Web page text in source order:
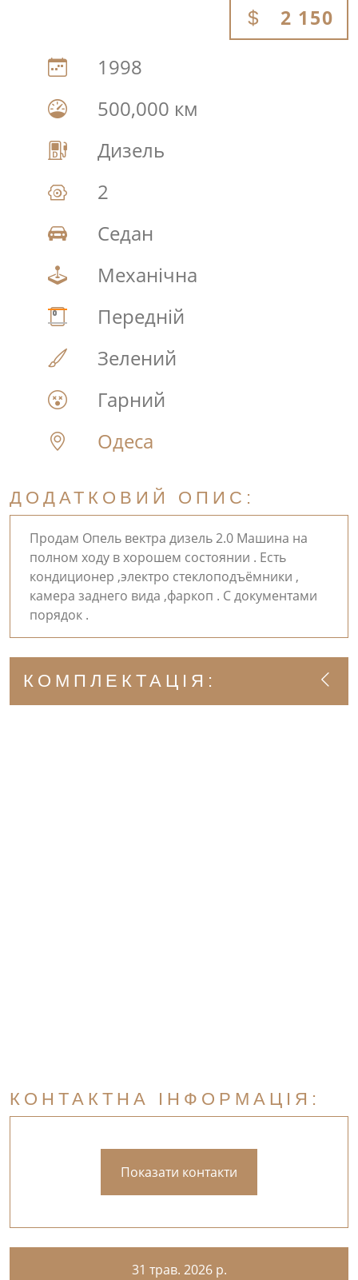
2 150
1998
500,000 км
Дизель
2
Седан
Механічна
Передній
Зелений
Гарний
Одеса
ДОДАТКОВИЙ ОПИС:
Продам Опель вектра дизель 2.0 Машина на
полном ходу в хорошем состоянии . Есть
кондиционер ,электро стеклоподъёмники ,
камера заднего вида ,фаркоп . С документами
порядок .
КОМПЛЕКТАЦІЯ:
КОНТАКТНА ІНФОРМАЦІЯ:
Показати контакти
31 трав. 2026 р.